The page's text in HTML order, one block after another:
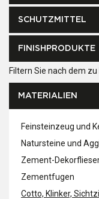
SCHUTZMITTEL
FINISHPRODUKTE
Filtern Sie nach dem
MATERIALIEN
Feinsteinzeug und
Natursteine und
Zement-
Zementfugen
Cotto, Klinker,